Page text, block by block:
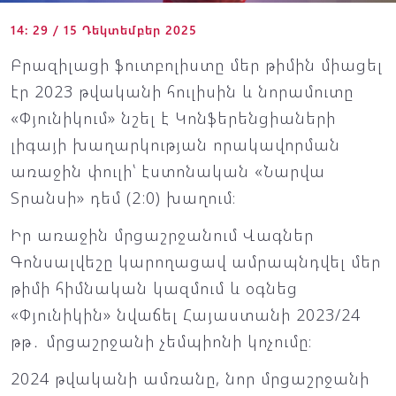
14: 29 / 15 Դեկտեմբեր 2025
Բրազիլացի ֆուտբոլիստը մեր թիմին միացել
էր 2023 թվականի հուլիսին և նորամուտը
«Փյունիկում» նշել է Կոնֆերենցիաների
լիգայի խաղարկության որակավորման
առաջին փուլի՝ էստոնական «Նարվա
Տրանսի» դեմ (2:0) խաղում։
Իր առաջին մրցաշրջանում Վագներ
Գոնսալվեշը կարողացավ ամրապնդվել մեր
թիմի հիմնական կազմում և օգնեց
«Փյունիկին» նվաճել Հայաստանի 2023/24
թթ․ մրցաշրջանի չեմպիոնի կոչումը։
2024 թվականի ամռանը, նոր մրցաշրջանի